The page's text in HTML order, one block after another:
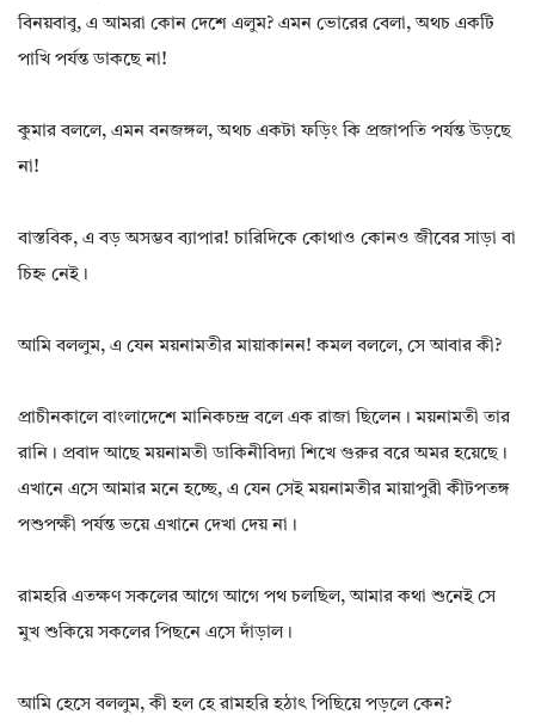
বিনয়বাবু, এ আমরা কোন দেশে এলুম? এমন ভোরের বেলা, অথচ একটি
পাখি পর্যন্ত ডাকছে না!
কুমার বললে, এমন বনজঙ্গল, অথচ একটা ফড়িং কি প্রজাপতি পর্যন্ত উড়ছে
না!
বাস্তবিক, এ বড় অসম্ভব ব্যাপার! চারিদিকে কোথাও কোনও জীবের সাড়া বা
চিহ্ন নেই।
আমি বললুম, এ যেন ময়নামতীর মায়াকানন! কমল বললে, সে আবার কী?
প্রাচীনকালে বাংলাদেশে মানিকচন্দ্র বলে এক রাজা ছিলেন। ময়নামতী তার
রানি। প্রবাদ আছে ময়নামতী ডাকিনীবিদ্যা শিখে গুরুর বরে অমর হয়েছে।
এখানে এসে আমার মনে হচ্ছে, এ যেন সেই ময়নামতীর মায়াপুরী কীটপতঙ্গ
পশুপক্ষী পর্যন্ত ভয়ে এখানে দেখা দেয় না।
রামহরি এতক্ষণ সকলের আগে আগে পথ চলছিল, আমার কথা শুনেই সে
মুখ শুকিয়ে সকলের পিছনে এসে দাঁড়াল।
আমি হেসে বললুম, কী হল হে রামহরি হঠাৎ পিছিয়ে পড়লে কেন?